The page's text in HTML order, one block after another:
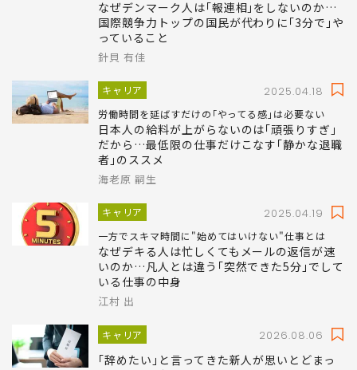
キャリア 2025.04.22
日本人は仕事そのものより人間関係に時間を費やし
ている
なぜデンマーク人は｢報連相｣をしないのか…
っていること
針貝 有佳
キャリア 2025.04.18
労働時間を延ばすだけの｢やってる感｣は必要ない
日本人の給料が上がらないのは｢頑張りすぎ｣
者｣のススメ
海老原 嗣生
キャリア 2025.04.19
一方でスキマ時間に"始めてはいけない"仕事とは
なぜデキる人は忙しくてもメールの返信が速
いる仕事の中身
江村 出